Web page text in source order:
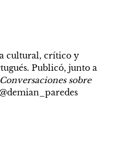
cultural, crítico y
Publicó, junto a
sobre